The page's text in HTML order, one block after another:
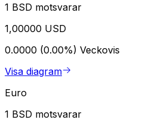
1 BSD motsvarar
1,00000 USD
0.0000 (0.00%) Veckovis
Visa diagram
Euro
1 BSD motsvarar